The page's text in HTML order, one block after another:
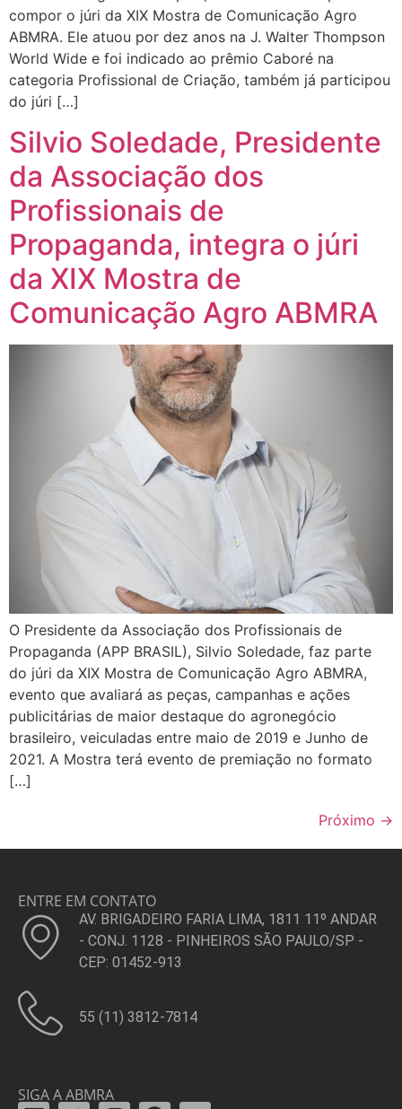
compor o júri da XIX Mostra de Comunicação Agro
ABMRA. Ele atuou por dez anos na J. Walter Thompson
World Wide e foi indicado ao prêmio Caboré na
categoria Profissional de Criação, também já participou
do júri […]
Silvio Soledade, Presidente
da Associação dos
Profissionais de
Propaganda, integra o júri
da XIX Mostra de
Comunicação Agro ABMRA
O Presidente da Associação dos Profissionais de
Propaganda (APP BRASIL), Silvio Soledade, faz parte
do júri da XIX Mostra de Comunicação Agro ABMRA,
evento que avaliará as peças, campanhas e ações
publicitárias de maior destaque do agronegócio
brasileiro, veiculadas entre maio de 2019 e Junho de
2021. A Mostra terá evento de premiação no formato
[…]
Próximo →
ENTRE EM CONTATO
AV. BRIGADEIRO FARIA LIMA, 1811 11º ANDAR
- CONJ. 1128 - PINHEIROS SÃO PAULO/SP -
CEP: 01452-913
55 (11) 3812-7814
SIGA A ABMRA